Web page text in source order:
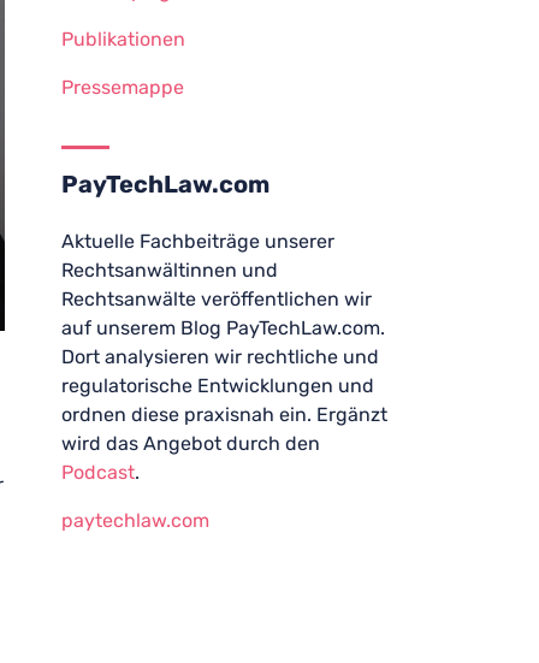
Publikationen
Pressemappe
PayTechLaw.com
Aktuelle Fachbeiträge unserer
Rechtsanwältinnen und
Rechtsanwälte veröffentlichen wir
auf unserem Blog PayTechLaw.com.
Dort analysieren wir rechtliche und
regulatorische Entwicklungen und
ordnen diese praxisnah ein. Ergänzt
wird das Angebot durch den
Podcast.
paytechlaw.com